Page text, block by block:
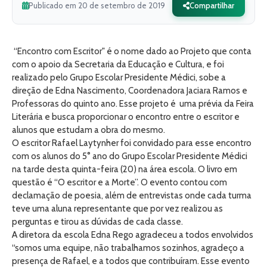
Publicado em 20 de setembro de 2019 Compartilhar
“Encontro com Escritor" é o nome dado ao Projeto que conta
com o apoio da Secretaria da Educação e Cultura, e foi
realizado pelo Grupo Escolar Presidente Médici, sobe a
direção de Edna Nascimento, Coordenadora Jaciara Ramos e
Professoras do quinto ano. Esse projeto é uma prévia da Feira
Literária e busca proporcionar o encontro entre o escritor e
alunos que estudam a obra do mesmo.
O escritor Rafael Laytynher foi convidado para esse encontro
com os alunos do 5° ano do Grupo Escolar Presidente Médici
na tarde desta quinta-feira (20) na área escola. O livro em
questão é “O escritor e a Morte”. O evento contou com
declamação de poesia, além de entrevistas onde cada turma
teve uma aluna representante que por vez realizou as
perguntas e tirou as dúvidas de cada classe.
A diretora da escola Edna Rego agradeceu a todos envolvidos
“somos uma equipe, não trabalhamos sozinhos, agradeço a
presença de Rafael, e a todos que contribuíram. Esse evento